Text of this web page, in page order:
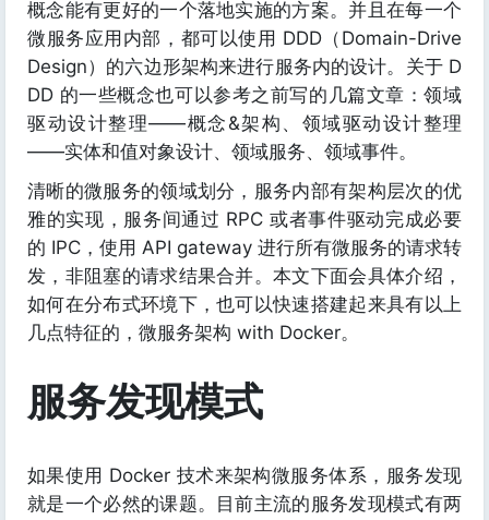
概念能有更好的一个落地实施的方案。并且在每一个
微服务应用内部，都可以使用 DDD（Domain-Drive
Design）的六边形架构来进行服务内的设计。关于 D
DD 的一些概念也可以参考之前写的几篇文章：领域
驱动设计整理——概念&架构、领域驱动设计整理
——实体和值对象设计、领域服务、领域事件。
清晰的微服务的领域划分，服务内部有架构层次的优
雅的实现，服务间通过 RPC 或者事件驱动完成必要
的 IPC，使用 API gateway 进行所有微服务的请求转
发，非阻塞的请求结果合并。本文下面会具体介绍，
如何在分布式环境下，也可以快速搭建起来具有以上
几点特征的，微服务架构 with Docker。
服务发现模式
如果使用 Docker 技术来架构微服务体系，服务发现
就是一个必然的课题。目前主流的服务发现模式有两